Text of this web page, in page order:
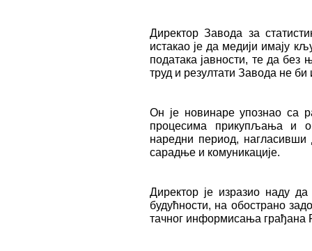
Директор Завода за
истакао је да медији имају
података јавности, те да
труд и резултати Завода не
Он је новинаре упознао са
процесима прикупљања и
наредни период,
сарадње и комуникације.
Директор је изразио наду
будућности, на обострано
тачног информисања грађана